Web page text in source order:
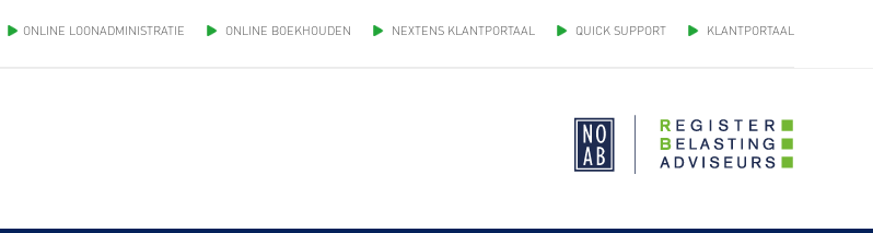
ONLINE LOONADMINISTRATIE ONLINE BOEKHOUDEN NEXTENS KLANTPORTAAL QUICK SUPPORT KLANTPORTAAL